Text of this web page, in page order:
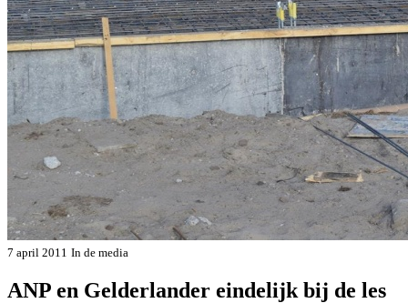
7 april 2011 In de media
ANP en Gelderlander eindelijk bij de les